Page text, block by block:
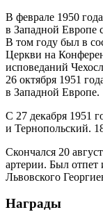
В феврале 1950
в Западной Европе
В том году был в
Церкви на
исповеданий
26 октября 1951
в Западной Европе.
С 27 декабря 1951
и Тернопольский.
Скончался 20
артерии. Был отпет
Львовского
Награды